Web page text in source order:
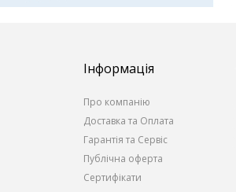
Інформація
Про компанію
Доставка та Оплата
Гарантія та Сервіс
Публічна оферта
Сертифікати